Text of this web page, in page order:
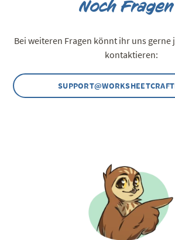
Noch
Bei weiteren Fragen könnt ihr uns gerne
kontaktieren: